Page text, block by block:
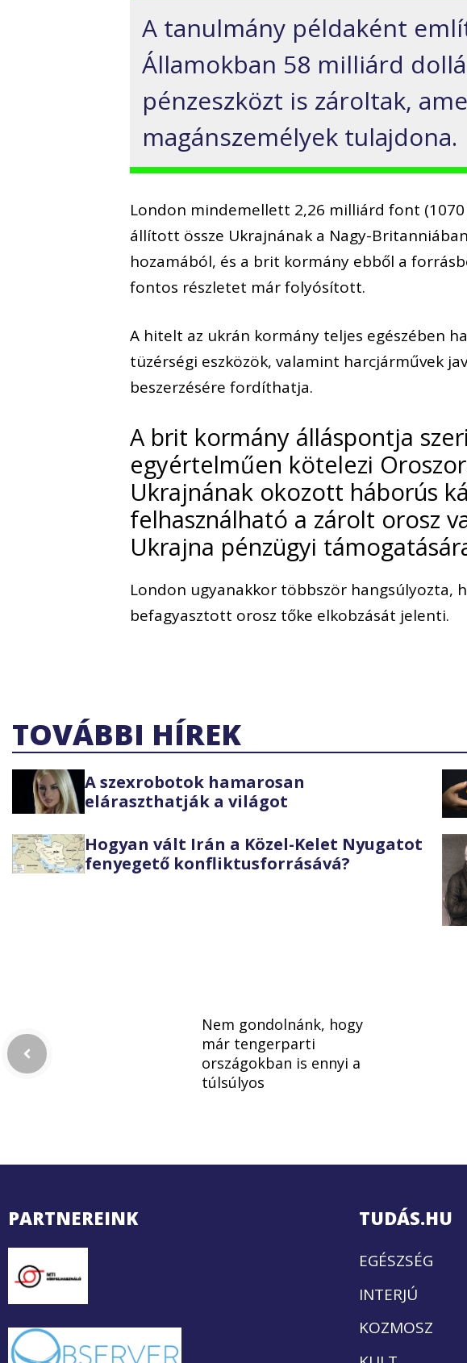
A tanulmány példaként
Államokban 58 milliárd
pénzeszközt is zároltak,
magánszemélyek tulajdona.
London mindemellett 2,26 milliárd font
állított össze Ukrajnának a Nagy-
hozamából, és a brit kormány ebből a
fontos részletet már folyósított.
A hitelt az ukrán kormány teljes egészében
tüzérségi eszközök, valamint harcjárművek
beszerzésére fordíthatja.
A brit kormány álláspontja
egyértelműen kötelezi
Ukrajnának okozott háborús
felhasználható a zárolt orosz
Ukrajna pénzügyi
London ugyanakkor többször hangsúlyozta,
befagyasztott orosz tőke elkobzását jelenti.
TOVÁBBI HÍREK
A szexrobotok hamarosan
eláraszthatják a világot
Hogyan vált Irán a Közel-Kelet Nyugatot
fenyegető konfliktusforrásává?
Nem gondolnánk, hogy
már tengerparti
országokban is ennyi a
túlsúlyos
PARTNEREINK TUDÁS.HU
EGÉSZSÉG
INTERJÚ
KOZMOSZ